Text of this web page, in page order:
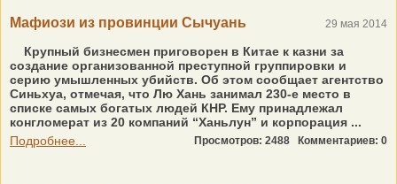
Мафиози из провинции Сычуань 29 мая 2014
Крупный бизнесмен приговорен в Китае к казни за
создание организованной преступной группировки и
серию умышленных убийств. Об этом сообщает агентство
Синьхуа, отмечая, что Лю Хань занимал 230-е место в
списке самых богатых людей КНР. Ему принадлежал
конгломерат из 20 компаний “Ханьлун” и корпорация ...
Подробнее...
Просмотров: 2488 Комментариев: 0